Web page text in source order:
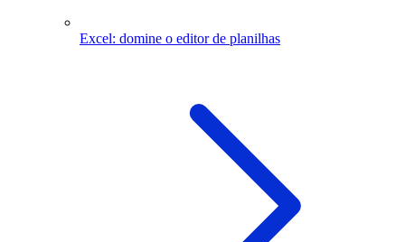
Excel: domine o editor de planilhas